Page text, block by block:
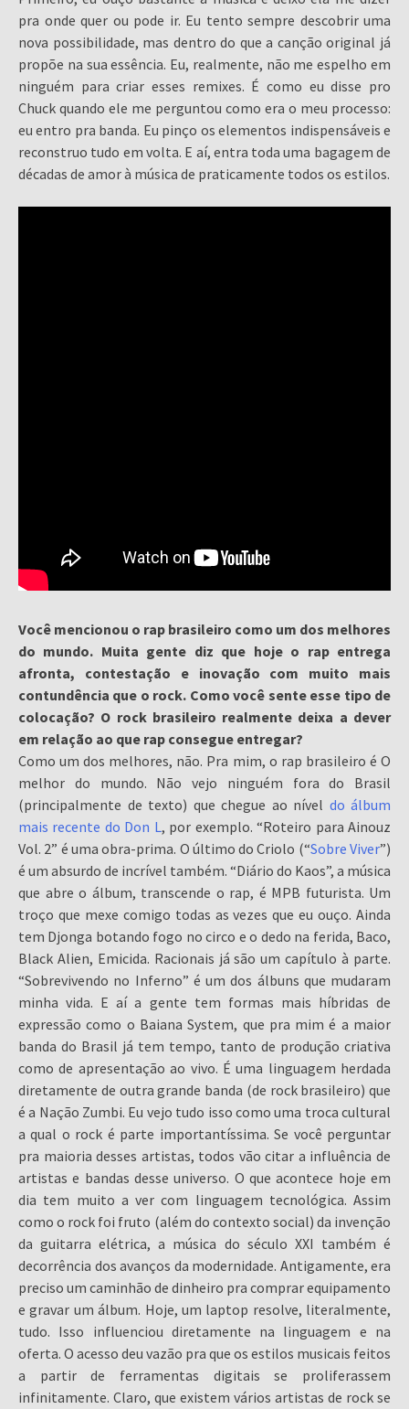
pra onde quer ou pode ir. Eu tento sempre descobrir uma
nova possibilidade, mas dentro do que a canção original já
propõe na sua essência. Eu, realmente, não me espelho em
ninguém para criar esses remixes. É como eu disse pro
Chuck quando ele me perguntou como era o meu processo:
eu entro pra banda. Eu pinço os elementos indispensáveis e
reconstruo tudo em volta. E aí, entra toda uma bagagem de
décadas de amor à música de praticamente todos os estilos.
Você mencionou o rap brasileiro como um dos melhores
do mundo. Muita gente diz que hoje o rap entrega
afronta, contestação e inovação com muito mais
contundência que o rock. Como você sente esse tipo de
colocação? O rock brasileiro realmente deixa a dever
em relação ao que rap consegue entregar?
Como um dos melhores, não. Pra mim, o rap brasileiro é O
melhor do mundo. Não vejo ninguém fora do Brasil
(principalmente de texto) que chegue ao nível do álbum
mais recente do Don L, por exemplo. “Roteiro para Ainouz
Vol. 2” é uma obra-prima. O último do Criolo (“Sobre Viver”)
é um absurdo de incrível também. “Diário do Kaos”, a música
que abre o álbum, transcende o rap, é MPB futurista. Um
troço que mexe comigo todas as vezes que eu ouço. Ainda
tem Djonga botando fogo no circo e o dedo na ferida, Baco,
Black Alien, Emicida. Racionais já são um capítulo à parte.
“Sobrevivendo no Inferno” é um dos álbuns que mudaram
minha vida. E aí a gente tem formas mais híbridas de
expressão como o Baiana System, que pra mim é a maior
banda do Brasil já tem tempo, tanto de produção criativa
como de apresentação ao vivo. É uma linguagem herdada
diretamente de outra grande banda (de rock brasileiro) que
é a Nação Zumbi. Eu vejo tudo isso como uma troca cultural
a qual o rock é parte importantíssima. Se você perguntar
pra maioria desses artistas, todos vão citar a influência de
artistas e bandas desse universo. O que acontece hoje em
dia tem muito a ver com linguagem tecnológica. Assim
como o rock foi fruto (além do contexto social) da invenção
da guitarra elétrica, a música do século XXI também é
decorrência dos avanços da modernidade. Antigamente, era
preciso um caminhão de dinheiro pra comprar equipamento
e gravar um álbum. Hoje, um laptop resolve, literalmente,
tudo. Isso influenciou diretamente na linguagem e na
oferta. O acesso deu vazão pra que os estilos musicais feitos
a partir de ferramentas digitais se proliferassem
infinitamente. Claro, que existem vários artistas de rock se